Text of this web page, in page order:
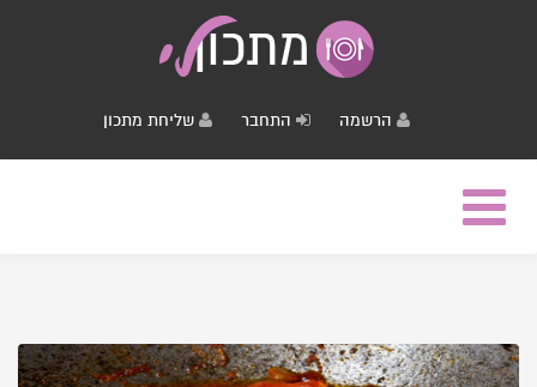
הרשמה התחבר שליחת מתכון
Toggle
navigation